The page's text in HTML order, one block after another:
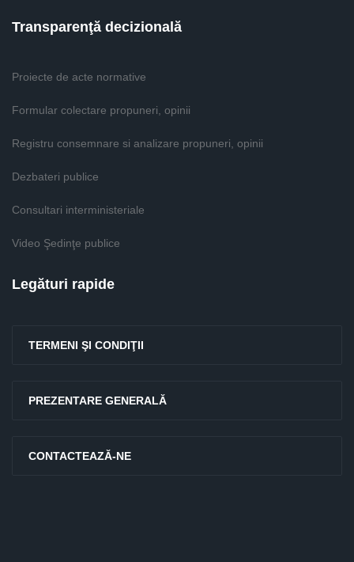
Transparenţă decizională
Proiecte de acte normative
Formular colectare propuneri, opinii
Registru consemnare si analizare propuneri, opinii
Dezbateri publice
Consultari interministeriale
Video Şedinţe publice
Legături rapide
TERMENI ŞI CONDIŢII
PREZENTARE GENERALĂ
CONTACTEAZĂ-NE